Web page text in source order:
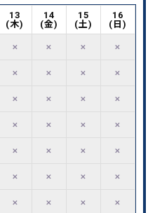
13
(木)
✕
✕
✕
✕
✕
✕
✕
14
(金)
✕
✕
✕
✕
✕
✕
✕
15
(土)
✕
✕
✕
✕
✕
✕
✕
16
( 日 )
✕
✕
✕
✕
✕
✕
✕